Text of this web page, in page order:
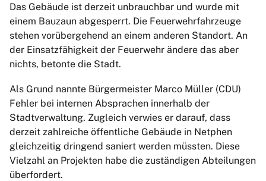
Das Gebäude ist derzeit unbrauchbar und wurde mit
einem Bauzaun abgesperrt. Die Feuerwehrfahrzeuge
stehen vorübergehend an einem anderen Standort. An
der Einsatzfähigkeit der Feuerwehr ändere das aber
nichts, betonte die Stadt.
Als Grund nannte Bürgermeister Marco Müller (CDU)
Fehler bei internen Absprachen innerhalb der
Stadtverwaltung. Zugleich verwies er darauf, dass
derzeit zahlreiche öffentliche Gebäude in Netphen
gleichzeitig dringend saniert werden müssten. Diese
Vielzahl an Projekten habe die zuständigen Abteilungen
überfordert.